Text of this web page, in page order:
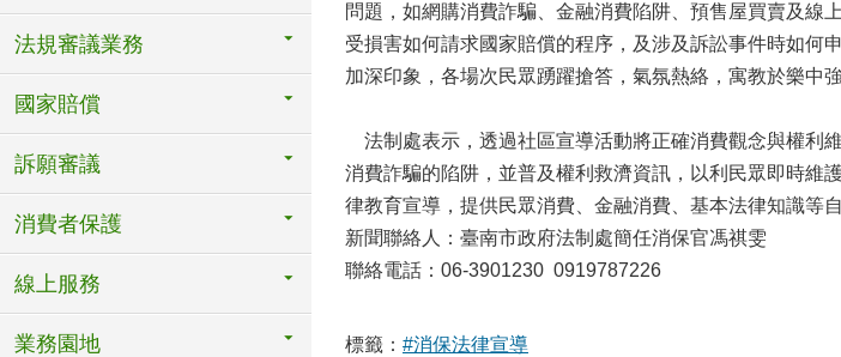
法規審議業務
國家賠償
訴願審議
消費者保護
線上服務
業務園地
問題，如網購消費詐騙、金融消費陷阱、預售屋買賣及線
受損害如何請求國家賠償的程序，及涉及訴訟事件時如何
加深印象，各場次民眾踴躍搶答，氣氛熱絡，寓教於樂中
法制處表示，透過社區宣導活動將正確消費觀念與權利
消費詐騙的陷阱，並普及權利救濟資訊，以利民眾即時維
律教育宣導，提供民眾消費、金融消費、基本法律知識等
新聞聯絡人：臺南市政府法制處簡任消保官馮祺雯
聯絡電話：06-3901230 0919787226
標籤： #消保法律宣導